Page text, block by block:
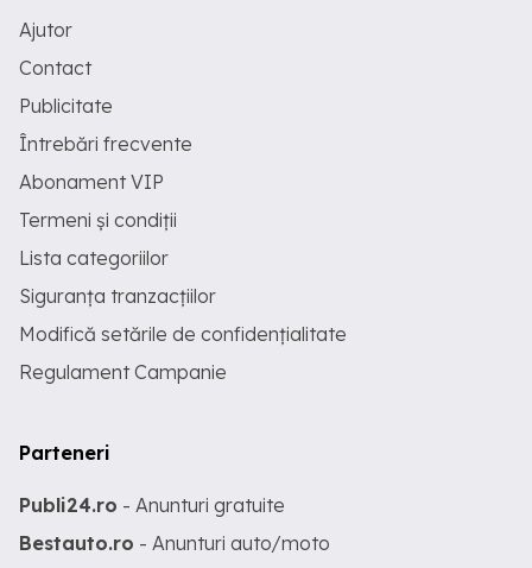
Ajutor
Contact
Publicitate
Întrebări frecvente
Abonament VIP
Termeni și condiții
Lista categoriilor
Siguranța tranzacțiilor
Modifică setările de confidențialitate
Regulament Campanie
Parteneri
Publi24.ro - Anunturi gratuite
Bestauto.ro - Anunturi auto/moto